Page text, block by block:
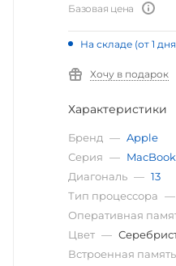
Базовая цена
На складе (от 1
Хочу в подарок
Характеристики
Бренд — Apple
Серия —
Диагональ — 13
Тип процессора —
Оперативная
Цвет —
Встроенная память